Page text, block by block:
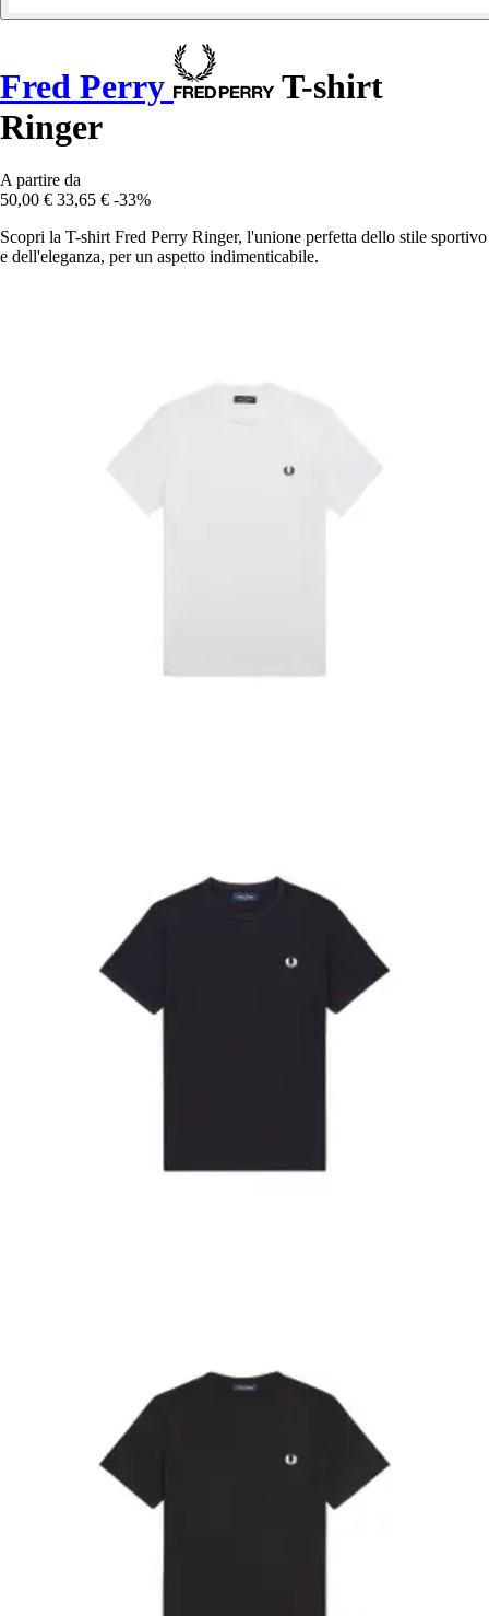
Fred Perry
T-shirt
Ringer
A partire da
50,00 € 33,65 € -33%
Scopri la T-shirt Fred Perry Ringer, l'unione perfetta dello stile sportivo
e dell'eleganza, per un aspetto indimenticabile.